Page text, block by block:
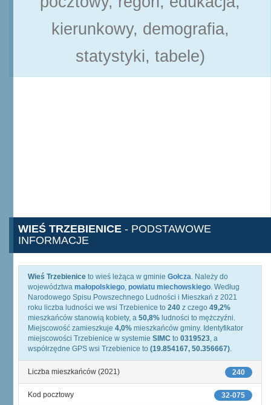
kierunkowy, demografia,
statystyki, tabele)
WIEŚ TRZEBIENICE - PODSTAWOWE
INFORMACJE
Wieś Trzebienice to wieś leżąca w gminie Gołcza. Należy do
województwa małopolskiego, powiatu miechowskiego. Według
Narodowego Spisu Powszechnego Ludności i Mieszkań z 2021
roku liczba ludności we wsi Trzebienice to 240 z czego 49,2%
mieszkańców stanowią kobiety, a 50,8% ludności to mężczyźni.
Miejscowość zamieszkuje 4,0% mieszkańców gminy. Identyfikator
miejscowości Trzebienice w systemie SIMC to 0319523, a
współrzędne GPS wsi Trzebienice to (19.854167, 50.356667).
240
Liczba mieszkańców (2021)
32-075
Kod pocztowy